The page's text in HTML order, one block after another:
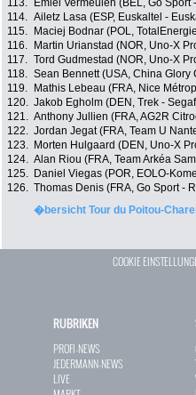
113.
Emiel Vermeulen (BEL, Go
114. Ailetz Lasa (ESP, Euskaltel -
115.
Maciej Bodnar (POL,
116.
Martin Urianstad (NOR, Uno-X
117. Tord Gudmestad (NOR, Uno-X
118. Sean Bennett (USA, China Glory
119.
Mathis Lebeau (FRA, Nice
120. Jakob Egholm (DEN, Trek -
121. Anthony Jullien (FRA, AG2R
122. Jordan Jegat (FRA, Team U
123.
Morten Hulgaard (DEN, Uno-X
124. Alan Riou (FRA, Team Arkéa
125.
Daniel Viegas (POR, EOLO-
126. Thomas Denis (FRA, Go Sport -
�bersicht Tour du Poitou-
COOKIE
RUBRIKEN
PROFI-NEWS
JEDERMANN-NEWS
LIVE